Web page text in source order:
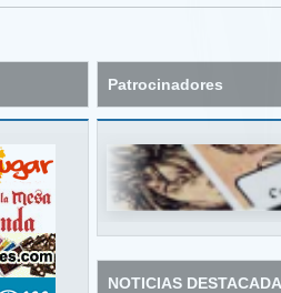
Patrocinadores
NOTICIAS